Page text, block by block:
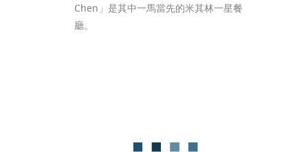
Chen」是其中一馬當先的米其林一星餐
廳。